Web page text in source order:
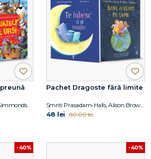
Pachet Dragoste fără limite
Smriti Prasadam-Halls, Alison Brown, Julia Donaldson
48 lei 80.00 lei
-40% -40%